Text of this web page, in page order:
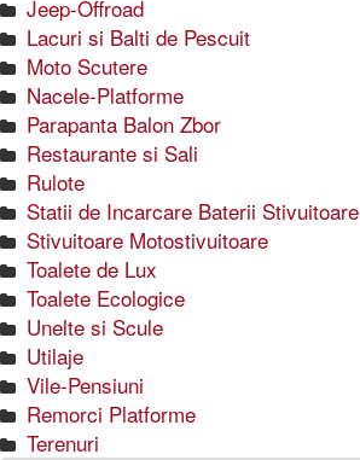
Jeep-Offroad
Lacuri si Balti de Pescuit
Moto Scutere
Nacele-Platforme
Parapanta Balon Zbor
Restaurante si Sali
Rulote
Statii de Incarcare Baterii Stivuitoare
Stivuitoare Motostivuitoare
Toalete de Lux
Toalete Ecologice
Unelte si Scule
Utilaje
Vile-Pensiuni
Remorci Platforme
Terenuri